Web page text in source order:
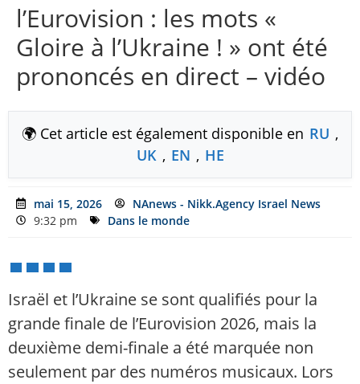
l’Eurovision : les mots «
Gloire à l’Ukraine ! » ont été
prononcés en direct – vidéo
🌍 Cet article est également disponible en RU ,
UK , EN , HE
mai 15, 2026
NAnews - Nikk.Agency Israel News
9:32 pm
Dans le monde
Israël et l’Ukraine se sont qualifiés pour la
grande finale de l’Eurovision 2026, mais la
deuxième demi-finale a été marquée non
seulement par des numéros musicaux. Lors